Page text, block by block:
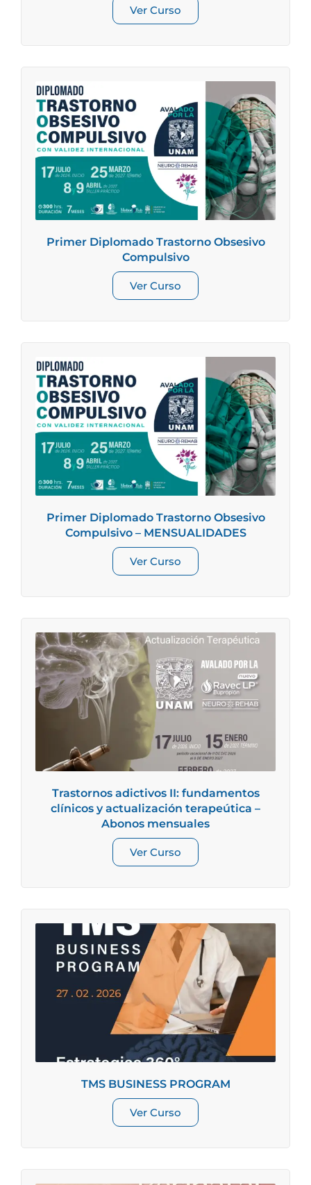
Ver Curso
Primer Diplomado Trastorno Obsesivo
Compulsivo
Ver Curso
Primer Diplomado Trastorno Obsesivo
Compulsivo – MENSUALIDADES
Ver Curso
Trastornos adictivos II: fundamentos
clínicos y actualización terapeútica –
Abonos mensuales
Ver Curso
TMS BUSINESS PROGRAM
Ver Curso